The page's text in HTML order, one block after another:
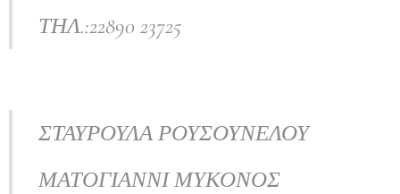
ΤΗΛ.:22890 23725
ΣΤΑΥΡΟΥΛΑ ΡΟΥΣΟΥΝΕΛΟΥ
ΜΑΤΟΓΙΑΝΝΙ ΜΥΚΟΝΟΣ